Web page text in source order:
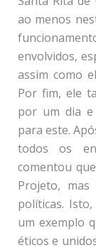
ao menos
envolvidos,
assim como
Por fim, ele
por um dia e
para este.
todos os
comentou
Projeto,
políticas.
um exemplo
éticos e